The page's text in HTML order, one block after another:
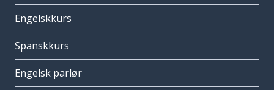
Engelskkurs
Spanskkurs
Engelsk parlør